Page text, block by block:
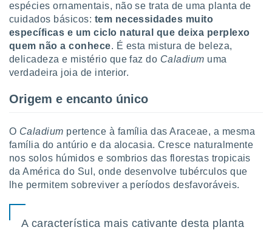
para
não
cookies
o
ou
Pode
de
ao
espécies ornamentais, não se trata de uma planta de
cuidados básicos: tem necessidades muito
específicas e um ciclo natural que deixa perplexo
quem não a conhece. É esta mistura de beleza,
delicadeza e mistério que faz do Caladium uma
verdadeira joia de interior.
Origem e encanto único
O Caladium pertence à família das Araceae, a mesma
família do antúrio e da alocasia. Cresce naturalmente
nos solos húmidos e sombrios das florestas tropicais
da América do Sul, onde desenvolve tubérculos que
lhe permitem sobreviver a períodos desfavoráveis.
A característica mais cativante desta planta